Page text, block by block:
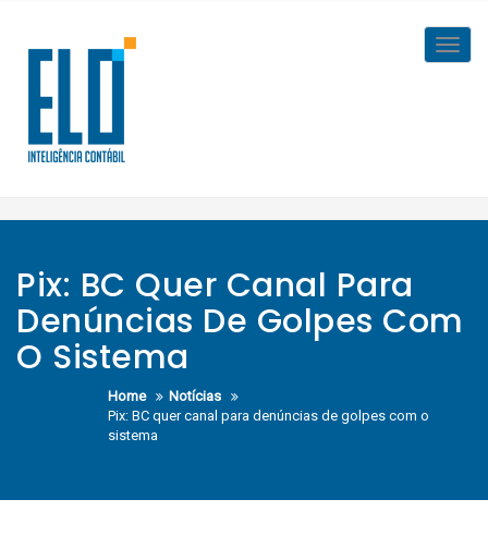
content
Pix: BC Quer Canal Para
Denúncias De Golpes Com
O Sistema
Home
Notícias
Pix: BC quer canal para denúncias de golpes com o
sistema